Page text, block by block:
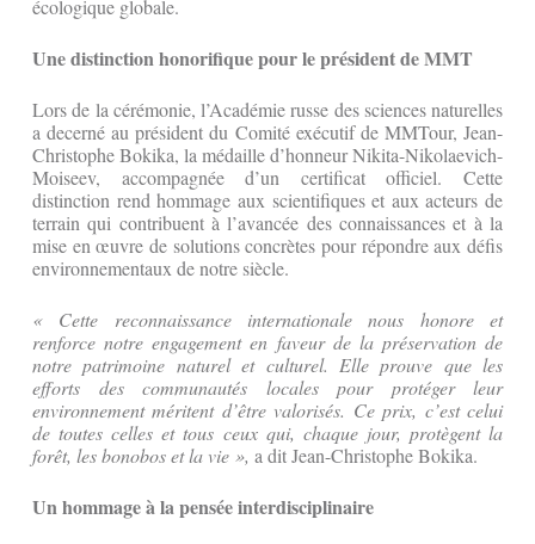
écologique globale.
Une distinction honorifique pour le président de MMT
Lors de la cérémonie, l’Académie russe des sciences naturelles
a decerné au président du Comité exécutif de MMTour, Jean-
Christophe Bokika, la médaille d’honneur Nikita-Nikolaevich-
Moiseev, accompagnée d’un certificat officiel. Cette
distinction rend hommage aux scientifiques et aux acteurs de
terrain qui contribuent à l’avancée des connaissances et à la
mise en œuvre de solutions concrètes pour répondre aux défis
environnementaux de notre siècle.
« Cette reconnaissance internationale nous honore et
renforce notre engagement en faveur de la préservation de
notre patrimoine naturel et culturel. Elle prouve que les
efforts des communautés locales pour protéger leur
environnement méritent d’être valorisés. Ce prix, c’est celui
de toutes celles et tous ceux qui, chaque jour, protègent la
forêt, les bonobos et la vie », a dit Jean-Christophe Bokika.
Un hommage à la pensée interdisciplinaire